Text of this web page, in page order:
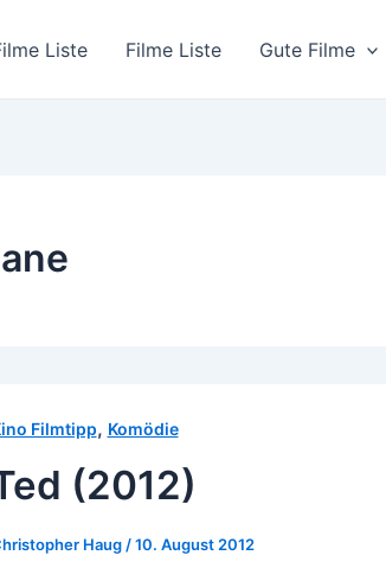
Liste Filme Liste Gute Filme
Filmtipp, Komödie
(2012)
Haug /10. August 2012